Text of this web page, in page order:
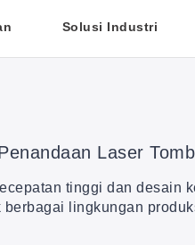
Solusi Industri
Laser
tinggi dan desain
berbagai lingkungan